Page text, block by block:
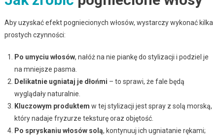
Aby uzyskać efekt pogniecionych włosów, wystarczy wykonać kilka
prostych czynności:
Po umyciu włosów, nałóż na nie piankę do stylizacji i podziel je
na mniejsze pasma.
Delikatnie ugniataj je dłońmi – to sprawi, że fale będą
wyglądały naturalnie.
Kluczowym produktem w tej stylizacji jest spray z solą morską,
który nadaje fryzurze teksturę oraz objętość.
Po spryskaniu włosów solą, kontynuuj ich ugniatanie rękami;